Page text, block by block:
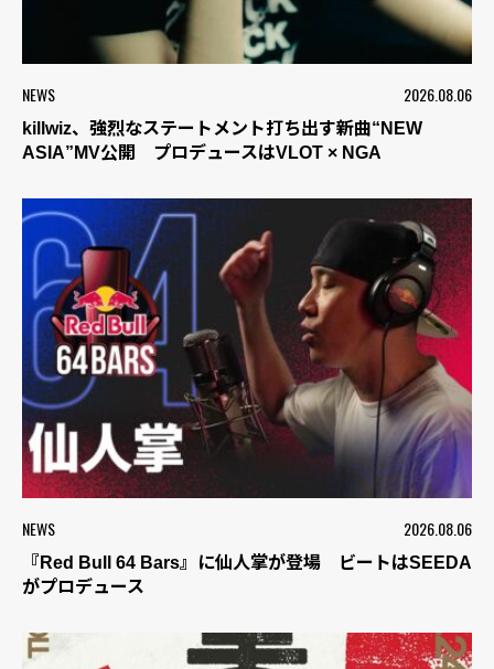
NEWS 2026.08.06
killwiz、強烈なステートメント打ち出す新曲“NEW
ASIA”MV公開 プロデュースはVLOT × NGA
NEWS 2026.08.06
『Red Bull 64 Bars』に仙人掌が登場 ビートはSEEDA
がプロデュース